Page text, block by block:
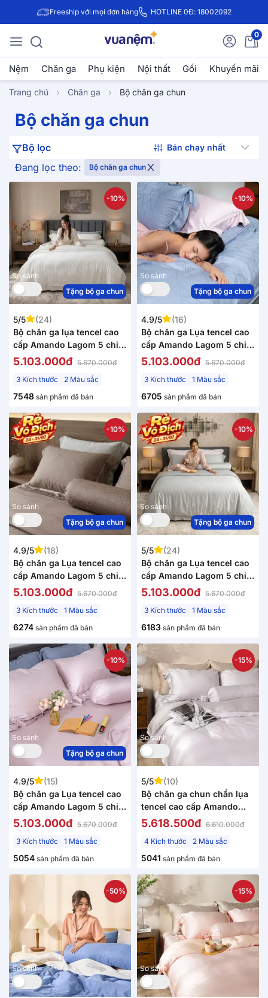
Freeship với mọi đơn hàng HOTLINE 0Đ: 18002092
0
Nệm Chăn ga Phụ kiện Nội thất Gối Khuyến mãi
Trang chủ Chăn ga Bộ chăn ga chun
Bộ chăn ga chun
Đang lọc theo: Bộ chăn ga chun
Bộ lọc
So sánh
-10%
Tặng bộ ga chun
5/5
(24)
Bộ chăn ga lụa tencel cao
cấp Amando Lagom 5 chi
tiết màu kem/be
5.103.000đ 5.670.000đ
3 Kích thước
2 Màu sắc
7548 sản phẩm đã bán
So sánh
-10%
Tặng bộ ga chun
4.9/5
(16)
Bộ chăn ga Lụa tencel cao
cấp Amando Lagom 5 chi
tiết Màu Xanh dương
5.103.000đ 5.670.000đ
3 Kích thước
1 Màu sắc
6705 sản phẩm đã bán
So sánh
-10%
Tặng bộ ga chun
4.9/5
(18)
Bộ chăn ga Lụa tencel cao
cấp Amando Lagom 5 chi
tiết Màu Nâu
5.103.000đ 5.670.000đ
3 Kích thước
1 Màu sắc
6274 sản phẩm đã bán
So sánh
-10%
Tặng bộ ga chun
5/5
(24)
Bộ chăn ga Lụa tencel cao
cấp Amando Lagom 5 chi
tiết Màu Xám
5.103.000đ 5.670.000đ
3 Kích thước
1 Màu sắc
6183 sản phẩm đã bán
So sánh
-10%
Tặng bộ ga chun
4.9/5
(15)
Bộ chăn ga Lụa tencel cao
cấp Amando Lagom 5 chi
tiết Màu Tím
5.103.000đ 5.670.000đ
3 Kích thước
1 Màu sắc
5054 sản phẩm đã bán
So sánh
-15%
5/5
(10)
Bộ chăn ga chun chần lụa
tencel cao cấp Amando
Élan 5 chi tiết (TC001 và
5.618.500đ 6.610.000đ
4 Kích thước
2 Màu sắc
5041 sản phẩm đã bán
So sánh
-50%
So sánh
-15%